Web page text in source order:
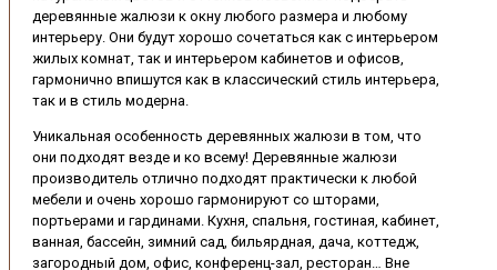
деревянные жалюзи к окну любого размера и любому
интерьеру. Они будут хорошо сочетаться как с интерьером
жилых комнат, так и интерьером кабинетов и офисов,
гармонично впишутся как в классический стиль интерьера,
так и в стиль модерна.
Уникальная особенность деревянных жалюзи в том, что
они подходят везде и ко всему! Деревянные жалюзи
производитель отлично подходят практически к любой
мебели и очень хорошо гармонируют со шторами,
портьерами и гардинами. Кухня, спальня, гостиная, кабинет,
ванная, бассейн, зимний сад, бильярдная, дача, коттедж,
загородный дом, офис, конференц-зал, ресторан… Вне